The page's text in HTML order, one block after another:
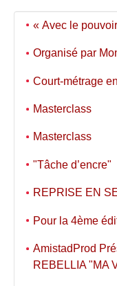
« Avec le
Organisé par
Court-métrage
Masterclass
Masterclass
"Tâche d’encre"
REPRISE EN
Pour la 4ème
AmistadProd
REBELLIA "MA